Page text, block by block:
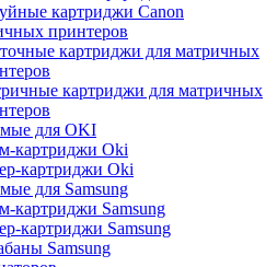
картриджи Canon
принтеров
картриджи для матричных
картриджи для матричных
для OKI
картриджи Oki
картриджи Oki
для Samsung
картриджи Samsung
картриджи Samsung
Samsung